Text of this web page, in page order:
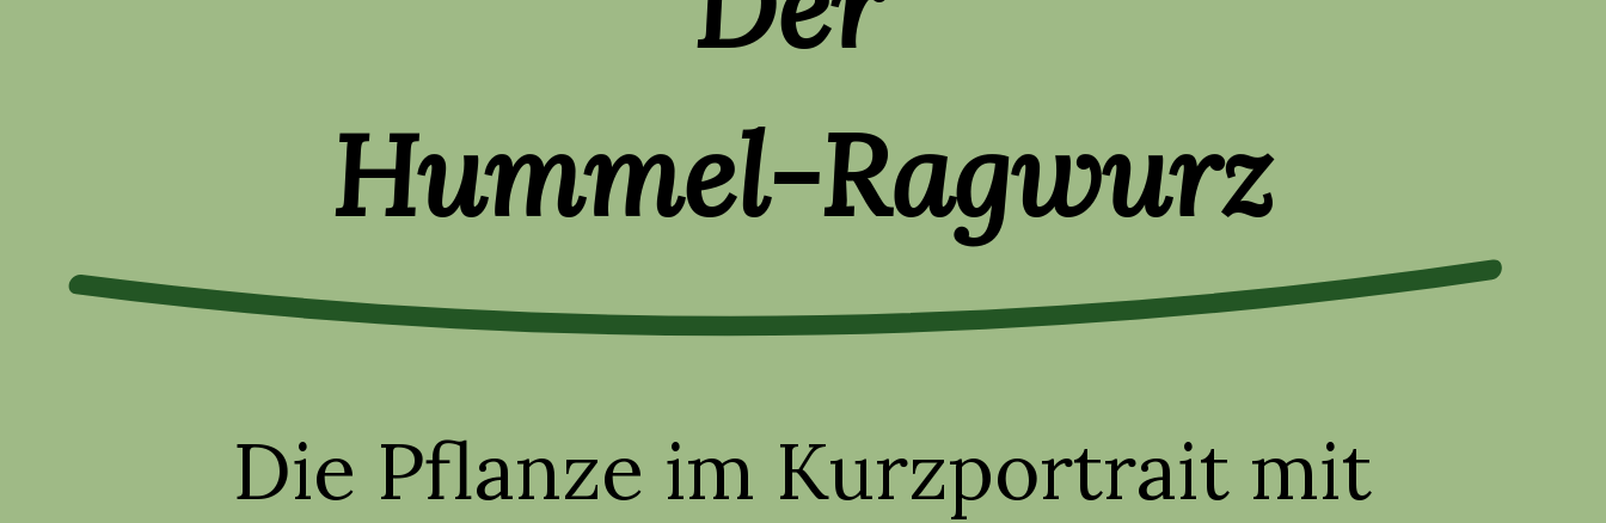
Hummel-Ragwurz
Die Pflanze im Kurzportrait mit